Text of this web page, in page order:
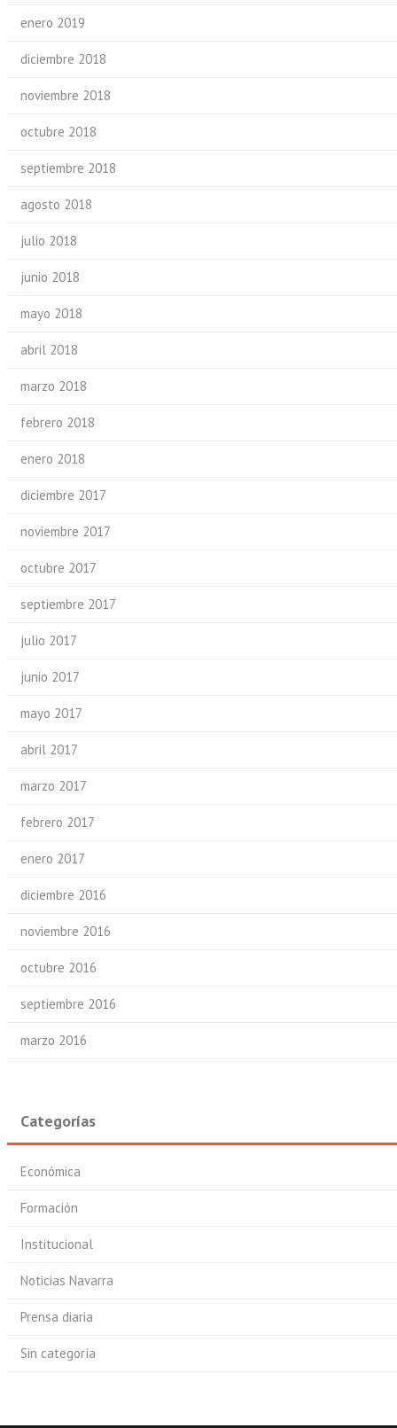
enero 2019
diciembre 2018
noviembre 2018
octubre 2018
septiembre 2018
agosto 2018
julio 2018
junio 2018
mayo 2018
abril 2018
marzo 2018
febrero 2018
enero 2018
diciembre 2017
noviembre 2017
octubre 2017
septiembre 2017
julio 2017
junio 2017
mayo 2017
abril 2017
marzo 2017
febrero 2017
enero 2017
diciembre 2016
noviembre 2016
octubre 2016
septiembre 2016
marzo 2016
Categorías
Económica
Formación
Institucional
Noticias Navarra
Prensa diaria
Sin categoría